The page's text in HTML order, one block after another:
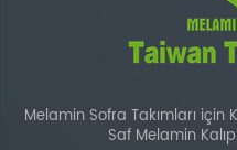
Melamin Sofra Takımları için
Saf Melamin